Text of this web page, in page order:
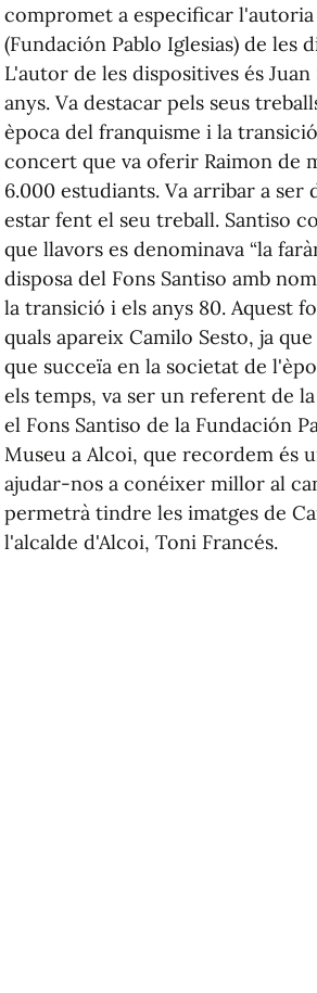
compromet a especificar l'autoria
(Fundación Pablo Iglesias) de les
L'autor de les dispositives és
anys. Va destacar pels seus
època del franquisme i la
concert que va oferir Raimon de
6.000 estudiants. Va arribar a
estar fent el seu treball. Santiso
que llavors es denominava “la
disposa del Fons Santiso amb
la transició i els anys 80. Aquest
quals apareix Camilo Sesto, ja
que succeïa en la societat de
els temps, va ser un referent de
el Fons Santiso de la Fundación
Museu a Alcoi, que recordem és
ajudar-nos a conéixer millor al
permetrà tindre les imatges de
l'alcalde d'Alcoi, Toni Francés.